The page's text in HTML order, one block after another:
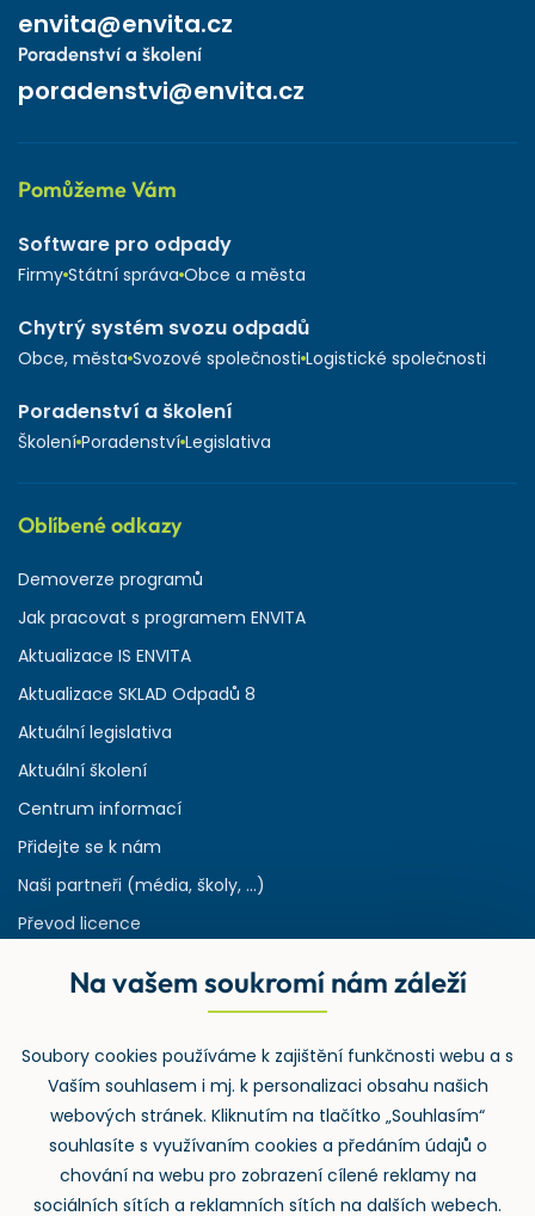
envita@envita.cz
Poradenství a školení
poradenstvi@envita.cz
Pomůžeme Vám
Software pro odpady
Firmy Státní správa Obce a města
Chytrý systém svozu odpadů
Obce, města Svozové společnosti Logistické společnosti
Poradenství a školení
Školení Poradenství Legislativa
Oblíbené odkazy
Demoverze programů
Jak pracovat s programem ENVITA
Aktualizace IS ENVITA
Aktualizace SKLAD Odpadů 8
Aktuální legislativa
Aktuální školení
Centrum informací
Přidejte se k nám
Naši partneři (média, školy, ...)
Převod licence
Rejstřík používaných zkratek v odpadech
Zpětný odběr
Na vašem soukromí nám záleží
Soubory cookies používáme k zajištění funkčnosti webu a s
Vaším souhlasem i mj. k personalizaci obsahu našich
webových stránek. Kliknutím na tlačítko „Souhlasím“
souhlasíte s využívaním cookies a předáním údajů o
chování na webu pro zobrazení cílené reklamy na
sociálních sítích a reklamních sítích na dalších webech.